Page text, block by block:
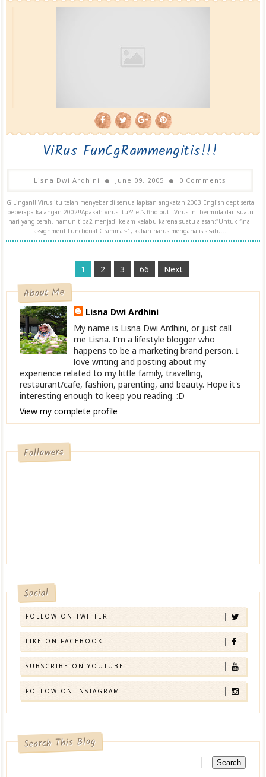
ViRus FunCgRammengitis!!!
Lisna Dwi Ardhini June 09, 2005 0 Comments
GiLingan!!!Virus itu telah menyebar di semua lapisan angkatan 2003 English dept serta
beberapa kalangan 2002!!Apakah virus itu??Let's find out...Virus ini bermula dari suatu
hari yang cerah, namun tiba2 menjadi kelam kelabu karena suatu alasan:"Untuk final
assignment Functional Grammar-1, kalian harus menganalisis satu...
1 2 3 66 Next
About Me
Lisna Dwi Ardhini
My name is Lisna Dwi Ardhini, or just call
me Lisna. I'm a lifestyle blogger who
happens to be a marketing brand person. I
love writing and posting about my
experience related to my little family, travelling,
restaurant/cafe, fashion, parenting, and beauty. Hope it's
interesting enough to keep you reading. :D
View my complete profile
Followers
Social
FOLLOW ON TWITTER
LIKE ON FACEBOOK
SUBSCRIBE ON YOUTUBE
FOLLOW ON INSTAGRAM
Search This Blog